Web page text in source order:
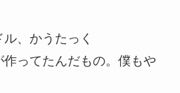
、かうたっく
作ってたんだもの。僕もや